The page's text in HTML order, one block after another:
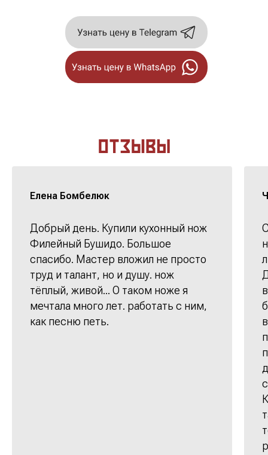
Елена Бомбелюк
Добрый день. Купили кухонный нож
Филейный Бушидо. Большое
спасибо. Мастер вложил не просто
труд и талант, но и душу. нож
тёплый, живой... О таком ноже я
мечтала много лет. работать с ним,
как песню петь.